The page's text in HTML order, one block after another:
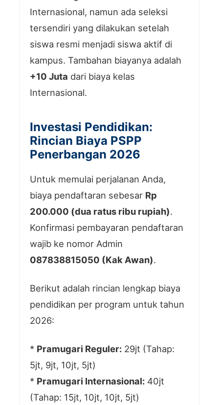
Internasional, namun ada seleksi
tersendiri yang dilakukan setelah
siswa resmi menjadi siswa aktif di
kampus. Tambahan biayanya adalah
+10 Juta dari biaya kelas
Internasional.
Investasi Pendidikan:
Rincian Biaya PSPP
Penerbangan 2026
Untuk memulai perjalanan Anda,
biaya pendaftaran sebesar Rp
200.000 (dua ratus ribu rupiah).
Konfirmasi pembayaran pendaftaran
wajib ke nomor Admin
087838815050 (Kak Awan).
Berikut adalah rincian lengkap biaya
pendidikan per program untuk tahun
2026:
* Pramugari Reguler: 29jt (Tahap:
5jt, 9jt, 10jt, 5jt)
* Pramugari Internasional: 40jt
(Tahap: 15jt, 10jt, 10jt, 5jt)